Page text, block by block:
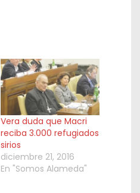
Vera duda que Macri
reciba 3.000 refugiados
sirios
diciembre 21, 2016
En "Somos Alameda"